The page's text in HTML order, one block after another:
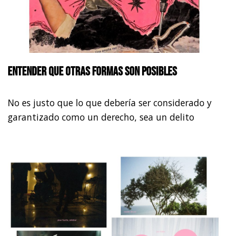
Entender que otras formas son posibles
No es justo que lo que debería ser considerado y
garantizado como un derecho, sea un delito